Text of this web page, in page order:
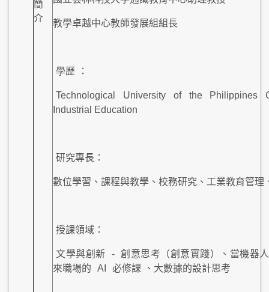
簡
介
教學卓越中心教師發展組組長
學歷 ：
Technological University of the Philippines
Industrial Education
研究專長：
數位學習、課程與教學、校務研究、工業教育管理
授課領域：
文學與創新 -
創意思考（創意實踐）、當機器
來職場的
AI 必修課 、大數據的設計思考